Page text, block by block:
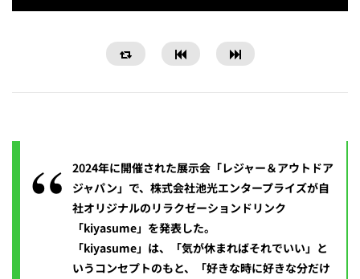
2024年に開催された展示会「レジャー＆アウトドア
ジャパン」で、株式会社池光エンタープライズが自
社オリジナルのリラクゼーションドリンク
「kiyasume」を発表した。
「kiyasume」は、「気が休まればそれでいい」と
いうコンセプトのもと、「好きな時に好きな分だけ